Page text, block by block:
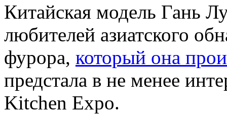
Китайская модель Гань
любителей азиатского
фурора, который она
предстала в не менее
Kitchen Expo.